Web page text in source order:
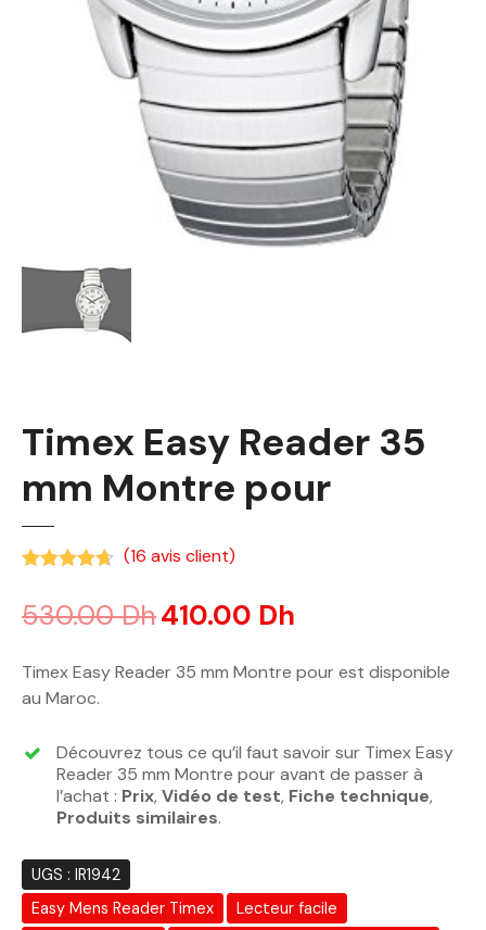
Timex Easy Reader 35
mm Montre pour
(16 avis client)
530.00Dh410.00 Dh
Timex Easy Reader 35 mm Montre pour est disponible
au Maroc.
Découvrez tous ce qu’il faut savoir sur Timex Easy
Reader 35 mm Montre pour avant de passer à
l’achat : Prix, Vidéo de test, Fiche technique,
Produits similaires.
UGS : IR1942
Easy Mens Reader Timex
Lecteur facile